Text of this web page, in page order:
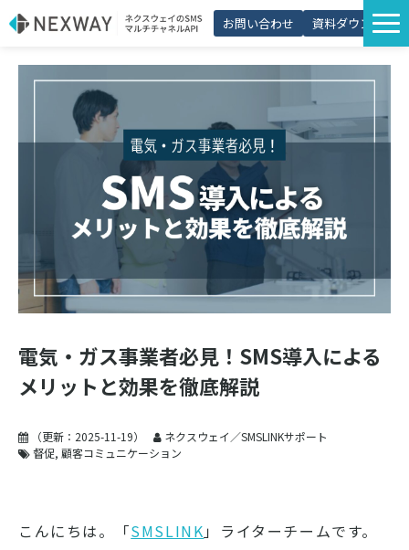
お問い合わせ 資料ダウンロード
サービス一覧
プラン・価格
導入事例
活用シーン
コラム
パートナー制度
電気・ガス事業者必見！SMS導入による
メリットと効果を徹底解説
（更新： 2025-11-19）
ネクスウェイ／SMSLINKサポート
督促 顧客コミュニケーション
こんにちは。「SMSLINK」ライターチームです。